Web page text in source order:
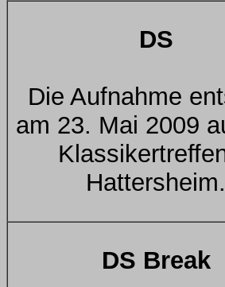
DS
Die Aufnahme
am 23. Mai 2009
Hattersheim.
DS Break